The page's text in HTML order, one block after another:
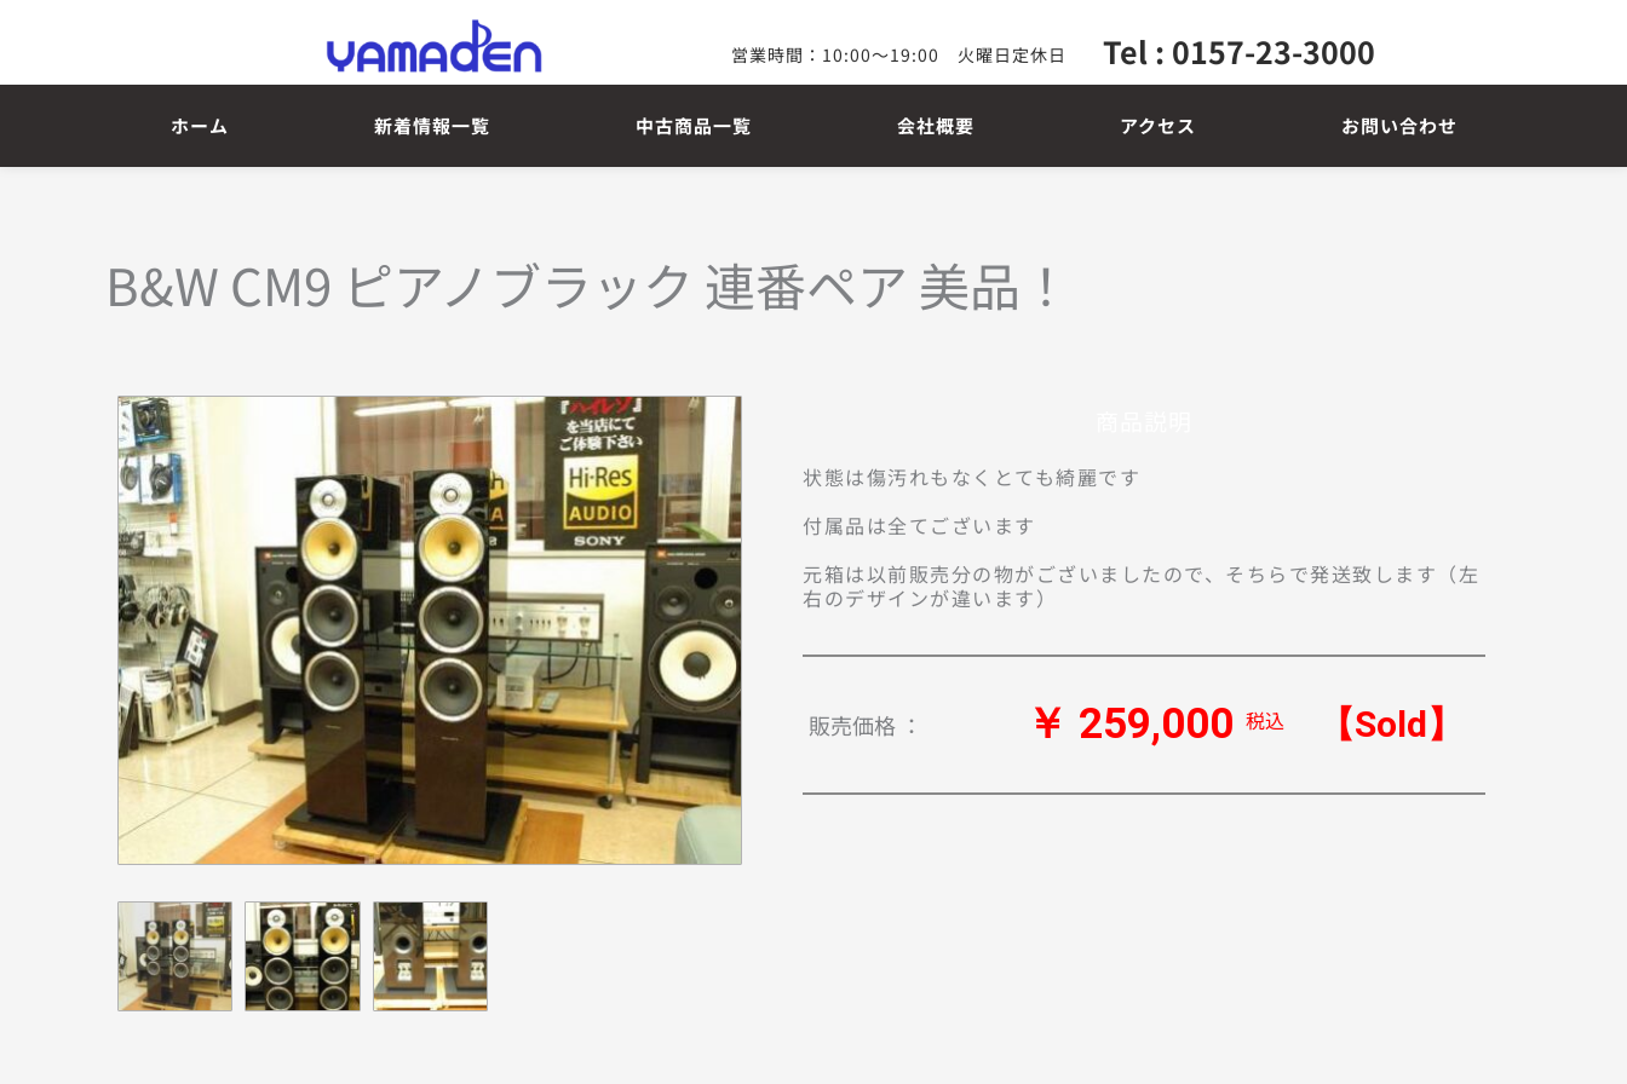
営業時間：10:00～19:00　火曜日定休日 Tel : 0157-23-3000
ホーム 新着情報一覧 中古商品一覧 会社概要 アクセス お問い合わせ
B&W CM9 ピアノブラック 連番ペア 美品！
状態は傷汚れもなくとても綺麗です
付属品は全てございます
元箱は以前販売分の物がございましたので、そちらで発送致します（左
右のデザインが違います）
販売価格 ： ￥ 259,000 税込 【Sold】